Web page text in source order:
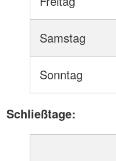
Samstag
Sonntag
Schließtage: